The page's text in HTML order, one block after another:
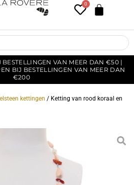
0
BESTELLINGEN VAN MEER DAN €50 |
BIJ BESTELLINGEN VAN MEER DAN
€200
kettingen / Ketting van rood koraal en